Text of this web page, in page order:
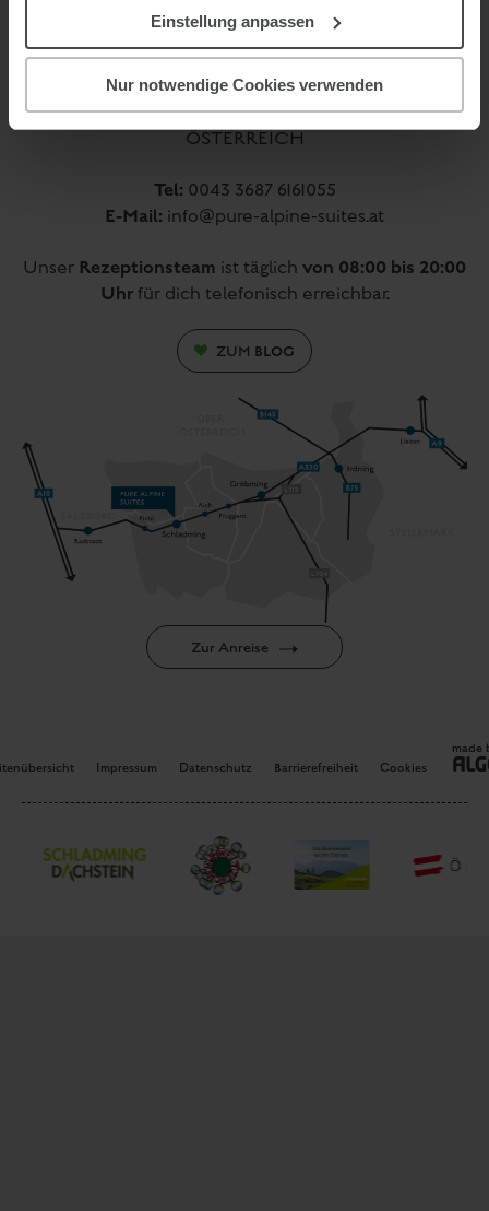
Einstellung anpassen
Nur notwendige Cookies verwenden
Kontakt
Apartmentresort Pure Alpine Suites
Hochstraße 373
8970 Schladming
ÖSTERREICH
Tel: 0043 3687 6161055
E-Mail: info@pure-alpine-suites.at
Unser Rezeptionsteam ist täglich von 08:00 bis 20:00
Uhrfür dich telefonisch erreichbar.
ZUM BLOG
Zur Anreise
Impressum Datenschutz Barrierefreiheit Cookies
made